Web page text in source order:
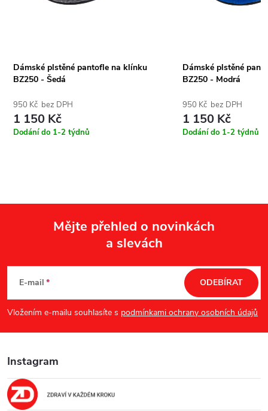
Dámské plstěné pantofle na klínku
BZ250 - Šedá
950 Kč bez DPH
1 150 Kč
Dodání do 1-2 týdnů
Dámské plstěné
BZ250 - Modrá
950 Kč bez DPH
1 150 Kč
Dodání do 1-2 týdnů
p
a
t
Mějte přehled o novinkách
a slevách
E-mail
Vložením e-mailu souhlasíte s podmínkami ochrany osobních údajů
ODEBÍRAT
Instagram